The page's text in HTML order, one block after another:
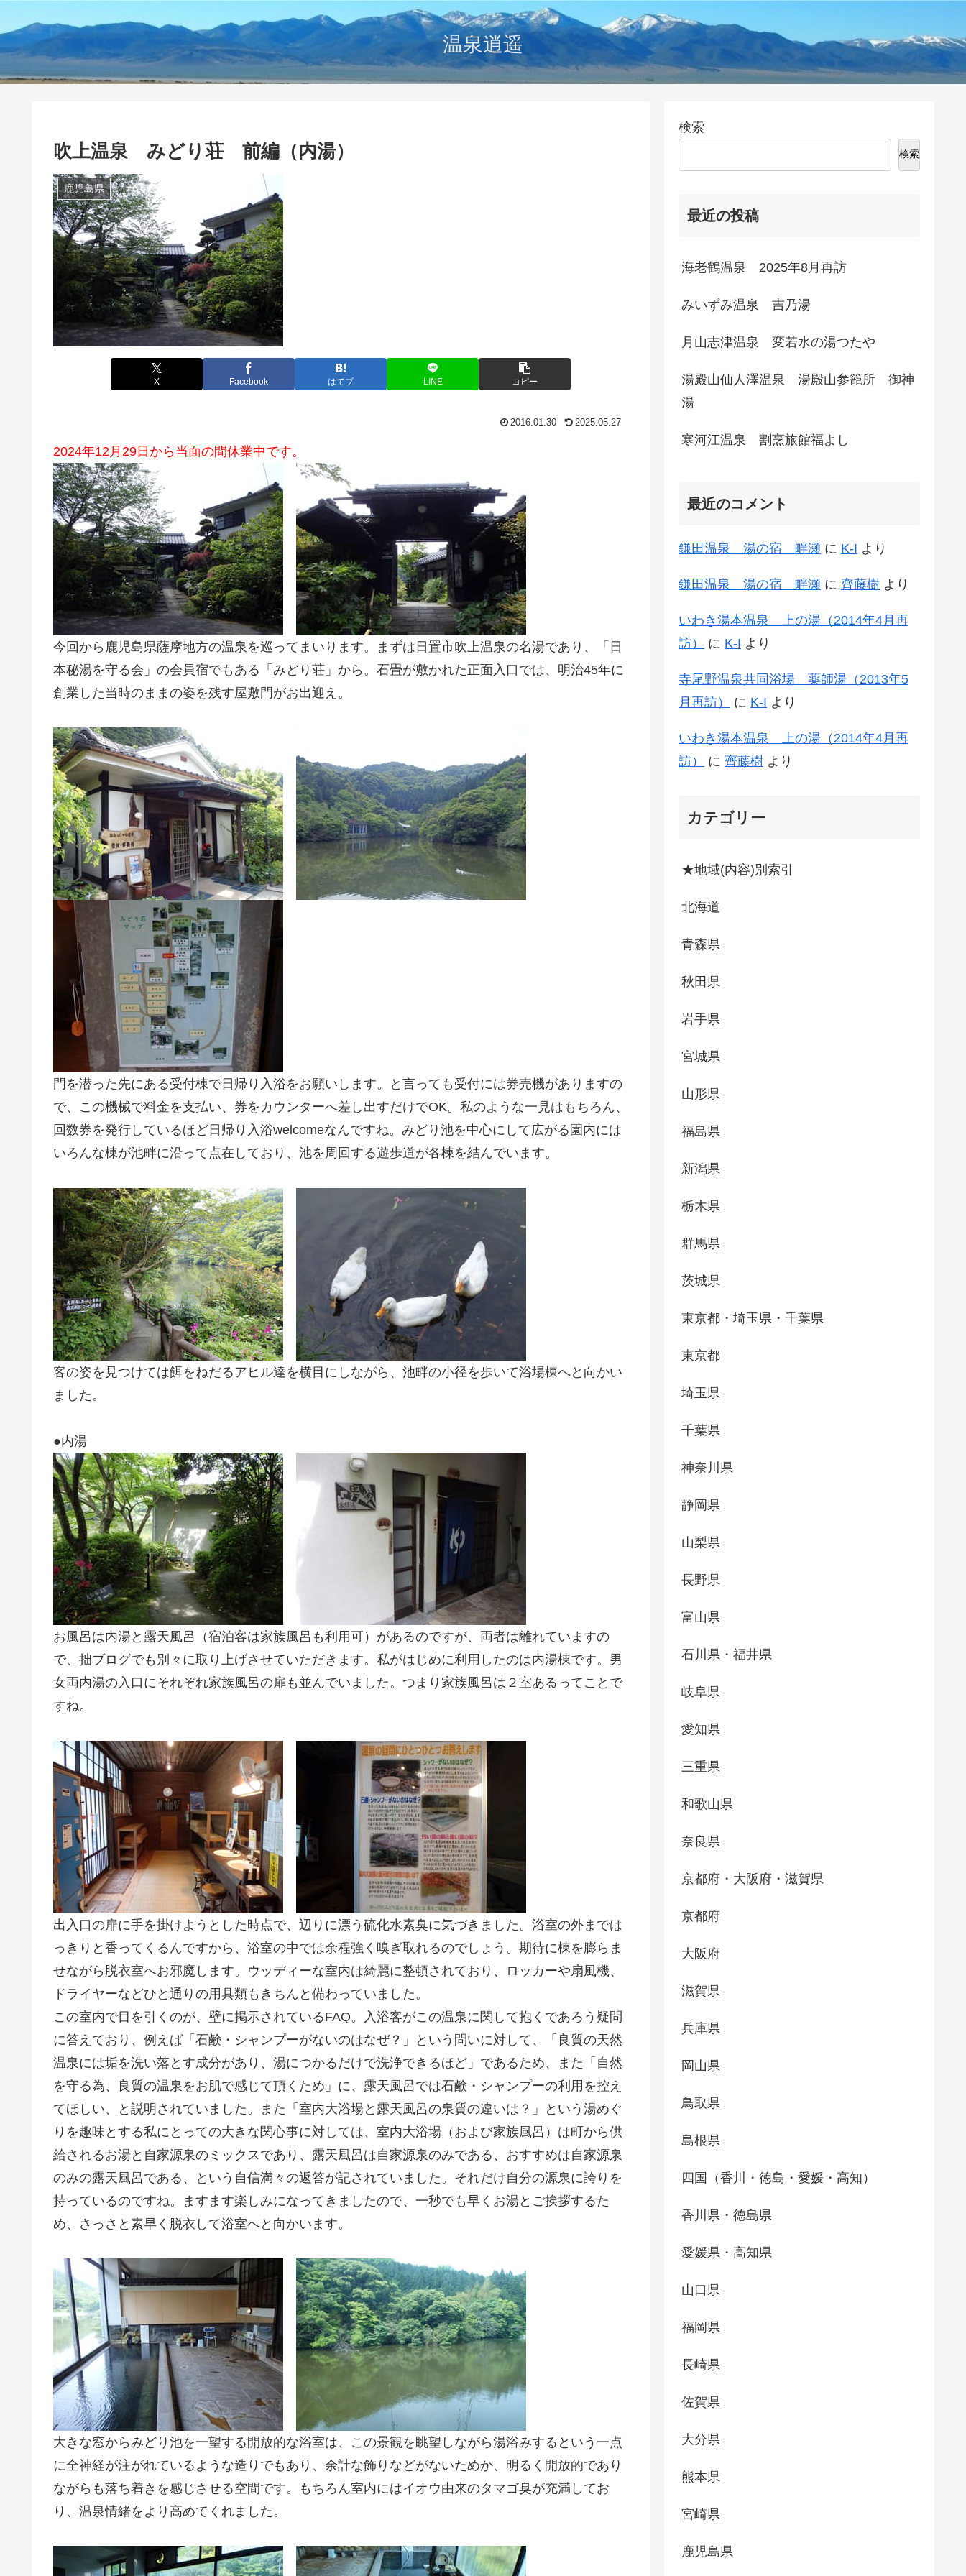
温泉逍遥
吹上温泉 みどり荘 前編（内湯）
鹿児島県
X Facebook はてブ LINE コピー
2016.01.30 2025.05.27
2024年12月29日から当面の間休業中です。
今回から鹿児島県薩摩地方の温泉を巡ってまいります。まずは日置市吹上温泉の名湯であり、「日
本秘湯を守る会」の会員宿でもある「みどり荘」から。石畳が敷かれた正面入口では、明治45年に
創業した当時のままの姿を残す屋敷門がお出迎え。
門を潜った先にある受付棟で日帰り入浴をお願いします。と言っても受付には券売機がありますの
で、この機械で料金を支払い、券をカウンターへ差し出すだけでOK。私のような一見はもちろん、
回数券を発行しているほど日帰り入浴welcomeなんですね。みどり池を中心にして広がる園内には
いろんな棟が池畔に沿って点在しており、池を周回する遊歩道が各棟を結んでいます。
客の姿を見つけては餌をねだるアヒル達を横目にしながら、池畔の小径を歩いて浴場棟へと向かい
ました。
●内湯
お風呂は内湯と露天風呂（宿泊客は家族風呂も利用可）があるのですが、両者は離れていますの
で、拙ブログでも別々に取り上げさせていただきます。私がはじめに利用したのは内湯棟です。男
女両内湯の入口にそれぞれ家族風呂の扉も並んでいました。つまり家族風呂は２室あるってことで
すね。
出入口の扉に手を掛けようとした時点で、辺りに漂う硫化水素臭に気づきました。浴室の外までは
っきりと香ってくるんですから、浴室の中では余程強く嗅ぎ取れるのでしょう。期待に棟を膨らま
せながら脱衣室へお邪魔します。ウッディーな室内は綺麗に整頓されており、ロッカーや扇風機、
ドライヤーなどひと通りの用具類もきちんと備わっていました。
この室内で目を引くのが、壁に掲示されているFAQ。入浴客がこの温泉に関して抱くであろう疑問
に答えており、例えば「石鹸・シャンプーがないのはなぜ？」という問いに対して、「良質の天然
温泉には垢を洗い落とす成分があり、湯につかるだけで洗浄できるほど」であるため、また「自然
を守る為、良質の温泉をお肌で感じて頂くため」に、露天風呂では石鹸・シャンプーの利用を控え
てほしい、と説明されていました。また「室内大浴場と露天風呂の泉質の違いは？」という湯めぐ
りを趣味とする私にとっての大きな関心事に対しては、室内大浴場（および家族風呂）は町から供
給されるお湯と自家源泉のミックスであり、露天風呂は自家源泉のみである、おすすめは自家源泉
のみの露天風呂である、という自信満々の返答が記されていました。それだけ自分の源泉に誇りを
持っているのですね。ますます楽しみになってきましたので、一秒でも早くお湯とご挨拶するた
め、さっさと素早く脱衣して浴室へと向かいます。
大きな窓からみどり池を一望する開放的な浴室は、この景観を眺望しながら湯浴みするという一点
に全神経が注がれているような造りでもあり、余計な飾りなどがないためか、明るく開放的であり
ながらも落ち着きを感じさせる空間です。もちろん室内にはイオウ由来のタマゴ臭が充満してお
り、温泉情緒をより高めてくれました。
検索
検索
最近の投稿
海老鶴温泉 2025年8月再訪
みいずみ温泉 吉乃湯
月山志津温泉 変若水の湯つたや
湯殿山仙人澤温泉 湯殿山参籠所 御神
湯
寒河江温泉 割烹旅館福よし
最近のコメント
鎌田温泉 湯の宿 畔瀬 に K-I より
鎌田温泉 湯の宿 畔瀬 に 齊藤樹 より
いわき湯本温泉 上の湯（2014年4月再
訪）
に K-I より
寺尾野温泉共同浴場 薬師湯（2013年5
月再訪）
に K-I より
いわき湯本温泉 上の湯（2014年4月再
訪）
に 齊藤樹 より
カテゴリー
★地域(内容)別索引
北海道
青森県
秋田県
岩手県
宮城県
山形県
福島県
新潟県
栃木県
群馬県
茨城県
東京都・埼玉県・千葉県
東京都
埼玉県
千葉県
神奈川県
静岡県
山梨県
長野県
富山県
石川県・福井県
岐阜県
愛知県
三重県
和歌山県
奈良県
京都府・大阪府・滋賀県
京都府
大阪府
滋賀県
兵庫県
岡山県
鳥取県
島根県
四国（香川・徳島・愛媛・高知）
香川県・徳島県
愛媛県・高知県
山口県
福岡県
長崎県
佐賀県
大分県
熊本県
宮崎県
鹿児島県